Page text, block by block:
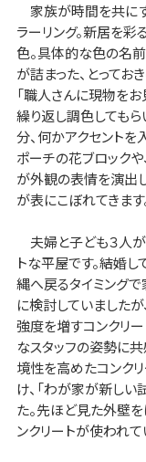
家族が時間を共に
ラーリング。新居を
色。具体的な色の名
が詰まった、とってお
「職人さんに現物を
繰り返し調色しても
分、何かアクセントを
ポーチの花ブロックや
が外観の表情を演出
が表にこぼれてきます
夫婦と子ども３人
トな平屋です。結婚
縄へ戻るタイミング
に検討していました
強度を増すコンクリ
なスタッフの姿勢に
境性を高めたコンク
け、「わが家が新し
た。先ほど見た外壁
ンクリートが使われて